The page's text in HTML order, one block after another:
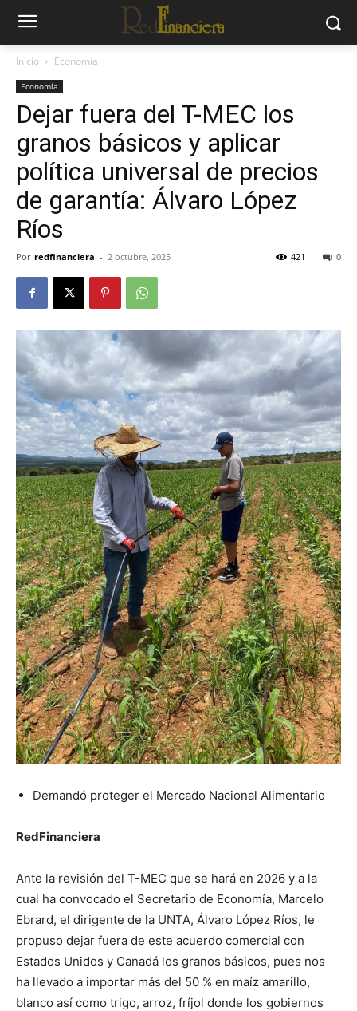
Inicio Economía
Economía
Dejar fuera del T-MEC los
granos básicos y aplicar
política universal de precios
de garantía: Álvaro López
Ríos
Por redfinanciera - 2 octubre, 2025 0
421
Demandó proteger el Mercado Nacional Alimentario
RedFinanciera
Ante la revisión del T-MEC que se hará en 2026 y a la
cual ha convocado el Secretario de Economía, Marcelo
Ebrard, el dirigente de la UNTA, Álvaro López Ríos, le
propuso dejar fuera de este acuerdo comercial con
Estados Unidos y Canadá los granos básicos, pues nos
ha llevado a importar más del 50 % en maíz amarillo,
blanco así como trigo, arroz, fríjol donde los gobiernos